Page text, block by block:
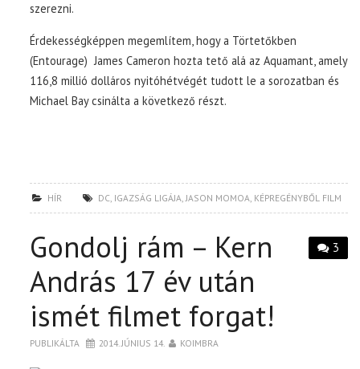
szerezni.
Érdekességképpen megemlítem, hogy a Törtetőkben
(Entourage) James Cameron hozta tető alá az Aquamant, amely
116,8 millió dolláros nyitóhétvégét tudott le a sorozatban és
Michael Bay csinálta a következő részt.
HÍR DC, IGAZSÁG LIGÁJA,JASON MOMOA, KÉPREGÉNYBŐL FILM
3
Gondolj rám – Kern
András 17 év után
ismét filmet forgat!
PUBLIKÁLTA 2014. JÚNIUS 14. KOIMBRA